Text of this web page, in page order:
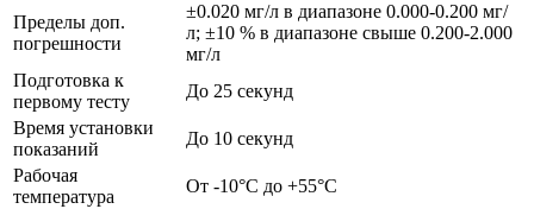
Пределы доп.
погрешности
±0.020 мг/л в диапазоне 0.000-0.200 мг/
л; ±10 % в диапазоне свыше 0.200-2.000
мг/л
Подготовка к
первому тесту
До 25 секунд
Время установки
показаний
До 10 секунд
Рабочая
температура
От -10°С до +55°С